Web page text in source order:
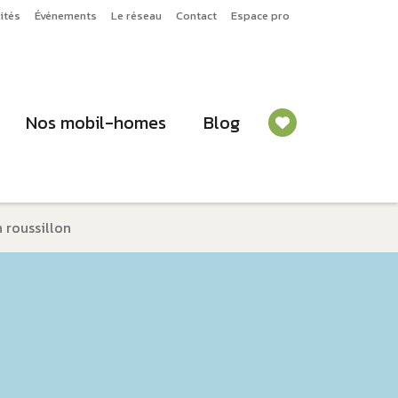
Événements Le réseau Contact Espace pro
Nos mobil-homes Blog
roussillon